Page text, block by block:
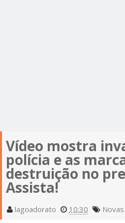
Vídeo mostra
polícia e as
destruição no
Assista!
lagoadorato 10:30 Novas